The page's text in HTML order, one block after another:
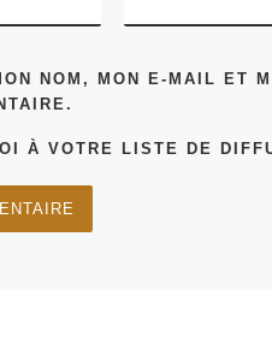
NOM, MON E-MAIL ET
À VOTRE LISTE DE